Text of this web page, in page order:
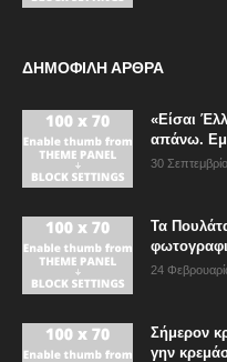
ΔΗΜΟΦΙΛΗ ΑΡΘΡΑ
«Είσαι
απάνω.
30
Τα
24
Σήμερον
γην